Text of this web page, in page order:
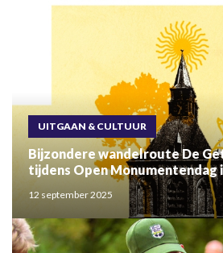
UITGAAN & CULTUUR
Bijzondere wandelroute De
tijdens Open Monumentendag
12 september 2025